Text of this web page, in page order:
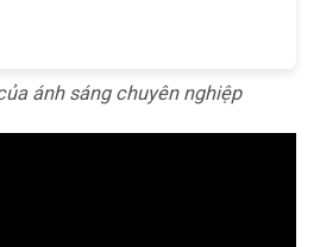
ánh sáng chuyên nghiệp